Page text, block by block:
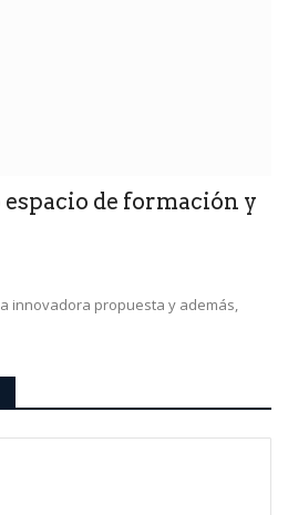
de formación y
innovadora propuesta y además,